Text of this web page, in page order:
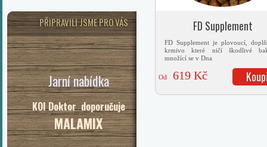
PŘIPRAVILI JSME PRO VÁS
Jarní nabídka
KOI Doktor doporučuje
MALAMIX
FD Supplement
FD Supplement je plovoucí,
krmivo které ničí škodlivé
množící se v Dna
Od 619 Kč